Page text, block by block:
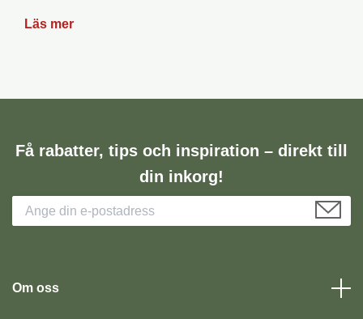
Läs mer
Få rabatter, tips och inspiration – direkt till
din inkorg!
Om oss